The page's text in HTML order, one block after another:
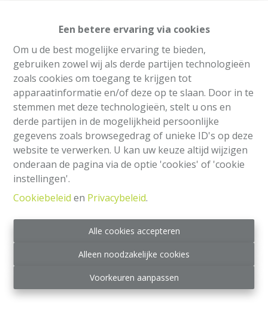
Een betere ervaring via cookies
Om u de best mogelijke ervaring te bieden,
gebruiken zowel wij als derde partijen technologieën
zoals cookies om toegang te krijgen tot
apparaatinformatie en/of deze op te slaan. Door in te
stemmen met deze technologieën, stelt u ons en
derde partijen in de mogelijkheid persoonlijke
gegevens zoals browsegedrag of unieke ID's op deze
website te verwerken. U kan uw keuze altijd wijzigen
onderaan de pagina via de optie 'cookies' of 'cookie
instellingen'.
Cookiebeleid en Privacybeleid.
Alle cookies accepteren
Alleen noodzakelijke cookies
Voorkeuren aanpassen
Appartement
Ref: 2329